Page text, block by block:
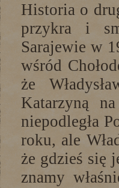
Historia o
przykra i
Sarajewie w
wśród
że
Katarzyną
niepodległa
roku, ale
że gdzieś się
znamy